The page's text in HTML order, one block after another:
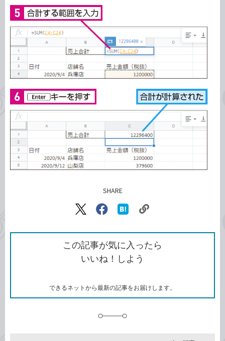
SHARE
X（旧
で
シ
ェ
ア
Facebook
シ
ェ
ア
な
ッ
ク
ク
ク
を
コ
この記事が気に入ったら
いいね！しよう
できるネットから最新の記事をお届けします。